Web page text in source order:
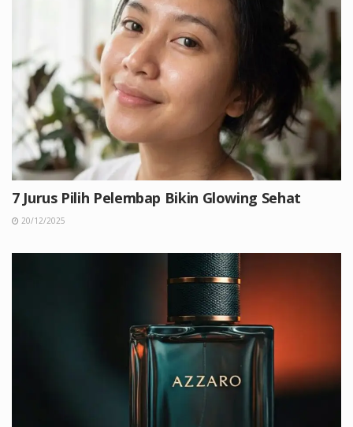
7 Jurus Pilih Pelembap Bikin Glowing Sehat
20/12/2025